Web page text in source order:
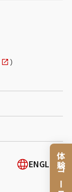
体験コース
）
ENGLISH